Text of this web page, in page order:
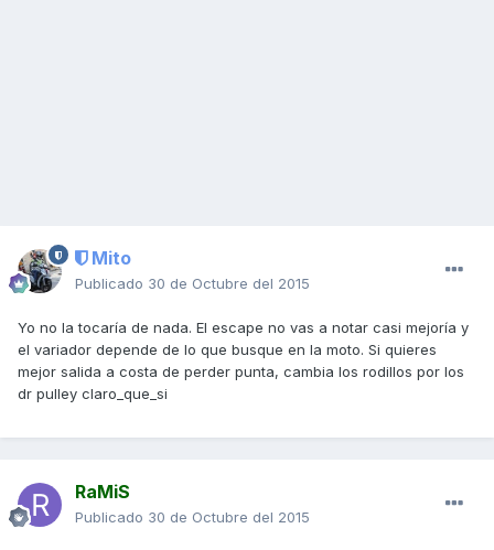
Mito
Publicado 30 de Octubre del 2015
Yo no la tocaría de nada. El escape no vas a notar casi mejoría y
el variador depende de lo que busque en la moto. Si quieres
mejor salida a costa de perder punta, cambia los rodillos por los
dr pulley claro_que_si
RaMiS
Publicado 30 de Octubre del 2015